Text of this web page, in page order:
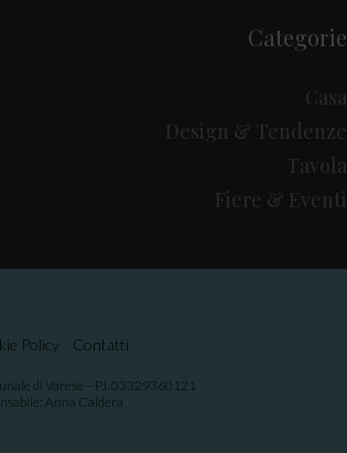
Categorie
Casa
Design & Tendenze
Tavola
Fiere & Eventi
Contatti
Policy
di Varese – P.I. 03329360121.
Anna Caldera